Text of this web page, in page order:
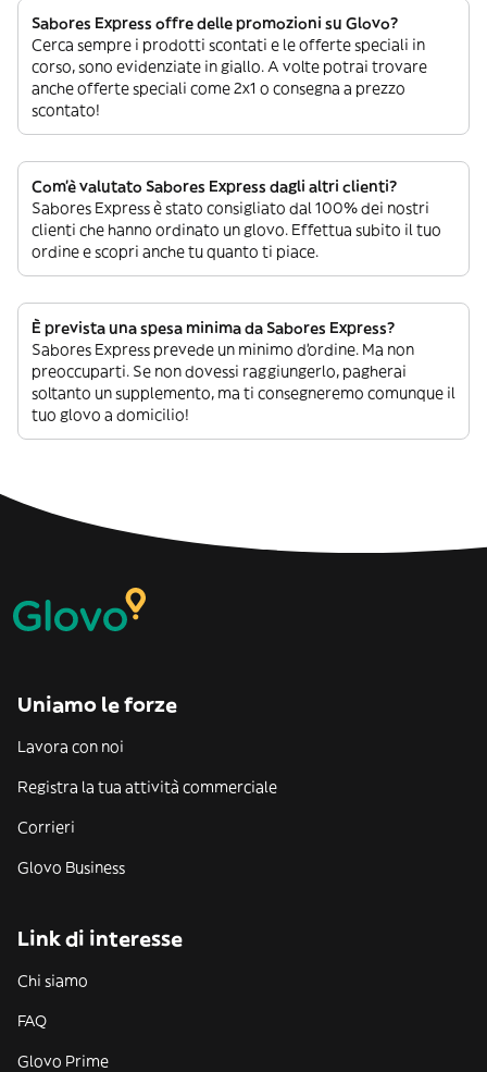
Sabores Express offre delle promozioni su Glovo?
Cerca sempre i prodotti scontati e le offerte speciali in
corso, sono evidenziate in giallo. A volte potrai trovare
anche offerte speciali come 2x1 o consegna a prezzo
scontato!
Com’è valutato Sabores Express dagli altri clienti?
Sabores Express è stato consigliato dal 100% dei nostri
clienti che hanno ordinato un glovo. Effettua subito il tuo
ordine e scopri anche tu quanto ti piace.
È prevista una spesa minima da Sabores Express?
Sabores Express prevede un minimo d’ordine. Ma non
preoccuparti. Se non dovessi raggiungerlo, pagherai
soltanto un supplemento, ma ti consegneremo comunque il
tuo glovo a domicilio!
Uniamo le forze
Lavora con noi
Registra la tua attività commerciale
Corrieri
Glovo Business
Link di interesse
Chi siamo
FAQ
Glovo Prime